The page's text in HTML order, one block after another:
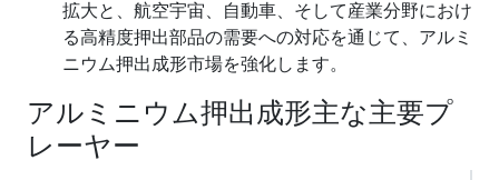
拡大と、航空宇宙、自動車、そして産業分野におけ
る高精度押出部品の需要への対応を通じて、アルミ
ニウム押出成形市場を強化します。
アルミニウム押出成形主な主要プ
レーヤー